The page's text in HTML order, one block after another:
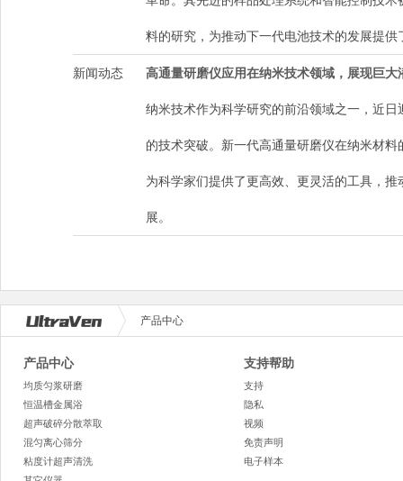
料的研究，为推动下一代电池技术的发展提供
新闻动态 高通量研磨仪应用在纳米技术领域，展现巨大
纳米技术作为科学研究的前沿领域之一，近日
的技术突破。新一代高通量研磨仪在纳米材
为科学家们提供了更高效、更灵活的工具，
展。
产品中心
产品中心
均质匀浆研磨
恒温槽金属浴
超声破碎分散萃取
混匀离心筛分
粘度计超声清洗
支持帮助
支持
隐私
视频
免责声明
电子样本